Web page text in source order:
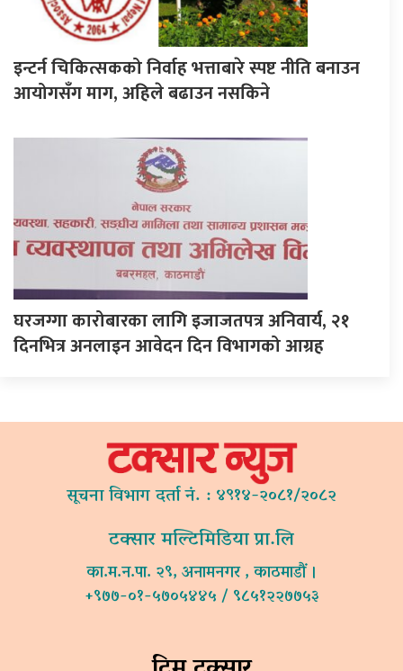
इन्टर्न चिकित्सकको निर्वाह भत्ताबारे स्पष्ट नीति बनाउन
आयोगसँग माग, अहिले बढाउन नसकिने
घरजग्गा कारोबारका लागि इजाजतपत्र अनिवार्य, २१
दिनभित्र अनलाइन आवेदन दिन विभागको आग्रह
सूचना विभाग दर्ता नं. : ४९१४-२०८१/२०८२
टक्सार मल्टिमिडिया प्रा.लि
का.म.न.पा. २९, अनामनगर , काठमाडौं ।
+९७७-०१-५७०५४४५ / ९८५१२२७७५३